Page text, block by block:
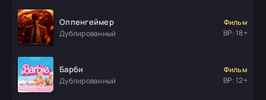
Оппенгеймер
Дублированный
Фильм
ВР: 18+
Барби
Дублированный
Фильм
ВР: 12+